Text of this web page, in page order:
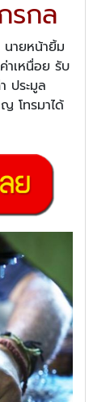
รกล
นายหน้ายิ้ม
าเหนื่อย รับ
ประมูล
โทรมาได้